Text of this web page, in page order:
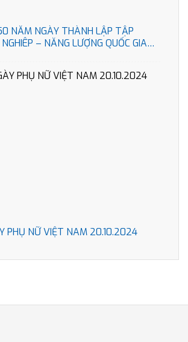
NĂM NGÀY THÀNH LẬP TẬP
– NĂNG LƯỢNG QUỐC GIA
PHỤ NỮ VIỆT NAM 20.10.2024